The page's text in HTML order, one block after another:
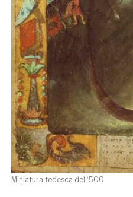
Miniatura tedesca del ‘500